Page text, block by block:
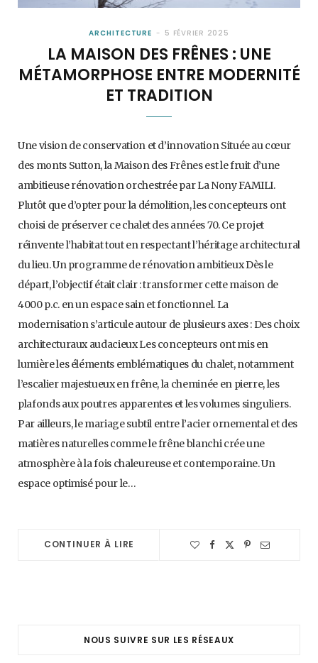
ARCHITECTURE 5 FÉVRIER 2025
LA MAISON DES FRÊNES : UNE
MÉTAMORPHOSE ENTRE MODERNITÉ
ET TRADITION
Une vision de conservation et d’innovation Située au cœur
des monts Sutton, la Maison des Frênes est le fruit d’une
ambitieuse rénovation orchestrée par La Nony FAMILI.
Plutôt que d’opter pour la démolition, les concepteurs ont
choisi de préserver ce chalet des années 70. Ce projet
réinvente l’habitat tout en respectant l’héritage architectural
du lieu. Un programme de rénovation ambitieux Dès le
départ, l’objectif était clair : transformer cette maison de
4000 p.c. en un espace sain et fonctionnel. La
modernisation s’articule autour de plusieurs axes : Des choix
architecturaux audacieux Les concepteurs ont mis en
lumière les éléments emblématiques du chalet, notamment
l’escalier majestueux en frêne, la cheminée en pierre, les
plafonds aux poutres apparentes et les volumes singuliers.
Par ailleurs, le mariage subtil entre l’acier ornemental et des
matières naturelles comme le frêne blanchi crée une
atmosphère à la fois chaleureuse et contemporaine. Un
espace optimisé pour le…
CONTINUER À LIRE
NOUS SUIVRE SUR LES RÉSEAUX